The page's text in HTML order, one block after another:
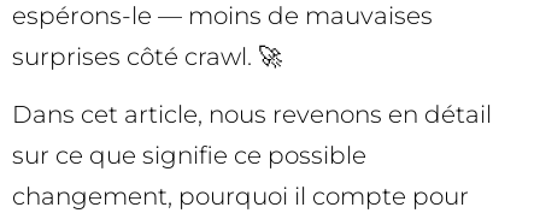
espérons-le — moins de mauvaises
surprises côté crawl. 🚀
Dans cet article, nous revenons en détail
sur ce que signifie ce possible
changement, pourquoi il compte pour